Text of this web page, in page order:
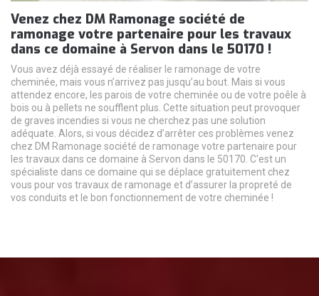
Venez chez DM Ramonage société de
ramonage votre partenaire pour les travaux
dans ce domaine à Servon dans le 50170 !
Vous avez déjà essayé de réaliser le ramonage de votre
cheminée, mais vous n’arrivez pas jusqu’au bout. Mais si vous
attendez encore, les parois de votre cheminée ou de votre poêle à
bois ou à pellets ne soufflent plus. Cette situation peut provoquer
de graves incendies si vous ne cherchez pas une solution
adéquate. Alors, si vous décidez d’arrêter ces problèmes venez
chez DM Ramonage société de ramonage votre partenaire pour
les travaux dans ce domaine à Servon dans le 50170. C'est un
spécialiste dans ce domaine qui se déplace gratuitement chez
vous pour vos travaux de ramonage et d’assurer la propreté de
vos conduits et le bon fonctionnement de votre cheminée !